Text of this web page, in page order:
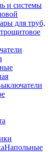
и системы
для труб,
Напольные